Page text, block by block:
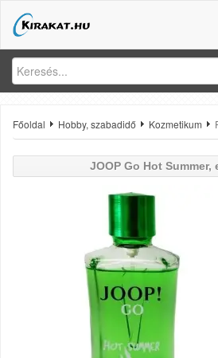
Főoldal Hobby, szabadidő Kozmetikum
JOOP Go Hot Summer,